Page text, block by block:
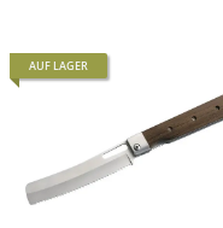
AUF LAGER